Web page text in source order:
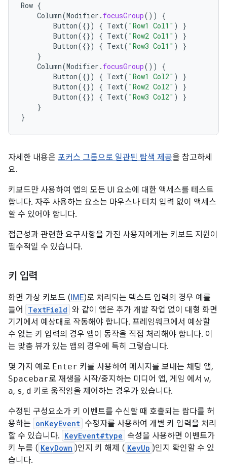
Row {
Column(Modifier . focusGroup())
{
Button({}) { Text( "Row1 Col1" )
}
Button({}) { Text( "Row2 Col1" )
}
Button({}) { Text( "Row3 Col1" )
}
}
Column(Modifier . focusGroup())
{
Button({}) { Text( "Row1 Col2" )
}
Button({}) { Text( "Row2 Col2" )
}
Button({}) { Text( "Row3 Col2" )
}
}
}
자세한 내용은 포커스 그룹으로 일관된 탐색 제공을 참고하세
요.
키보드만 사용하여 앱의 모든 UI 요소에 대한 액세스를 테스트
합니다. 자주 사용하는 요소는 마우스나 터치 입력 없이 액세스
할 수 있어야 합니다.
접근성과 관련한 요구사항을 가진 사용자에게는 키보드 지원이
필수적일 수 있습니다.
키 입력
화면 가상 키보드 (IME)로 처리되는 텍스트 입력의 경우 예를
들어
TextField 와 같이 앱은 추가 개발 작업 없이 대형 화면
기기에서 예상대로 작동해야 합니다. 프레임워크에서 예상할
수 없는 키 입력의 경우 앱이 동작을 직접 처리해야 합니다. 이
는 맞춤 뷰가 있는 앱의 경우에 특히 그렇습니다.
몇 가지 예로 Enter 키를 사용하여 메시지를 보내는 채팅 앱,
Spacebar로 재생을 시작/중지하는 미디어 앱, 게임 에서 w,
a, s, d 키로 움직임을 제어하는 경우가 있습니다.
수정된 구성요소가 키 이벤트를 수신할 때 호출되는 람다를 허
용하는 onKeyEvent 수정자를 사용하여 개별 키 입력을 처리
할 수 있습니다. KeyEvent#type 속성을 사용하면 이벤트가
키 누름 ( KeyDown )인지 키 해제 ( KeyUp )인지 확인할 수 있
습니다.